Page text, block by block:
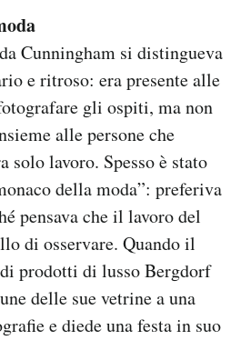
Cunningham si distingueva
e ritroso: era presente alle
gli ospiti, ma non
alle persone che
solo lavoro. Spesso è stato
della moda”: preferiva
pensava che il lavoro del
di osservare. Quando il
prodotti di lusso Bergdorf
delle sue vetrine a una
e diede una festa in suo